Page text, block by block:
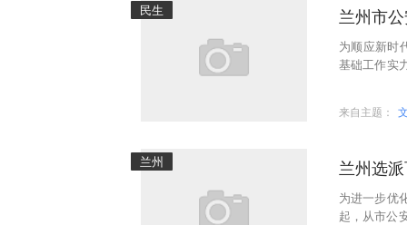
民生 兰州市
为顺应新时
基础工作实
来自主题：
兰州 兰州选
为进一步优
起，从市公